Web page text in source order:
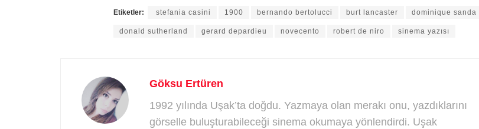
Etiketler: stefania casini 1900 bernando bertolucci burt lancaster dominique sanda
donald sutherland gerard depardieu novecento robert de niro sinema yazısı
Göksu Ertüren
1992 yılında Uşak’ta doğdu. Yazmaya olan merakı onu, yazdıklarını
görselle buluşturabileceği sinema okumaya yönlendirdi. Uşak